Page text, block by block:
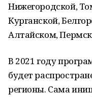
Нижегородской,
Курганской,
Алтайском,
В 2021 году
будет
регионы. Сама